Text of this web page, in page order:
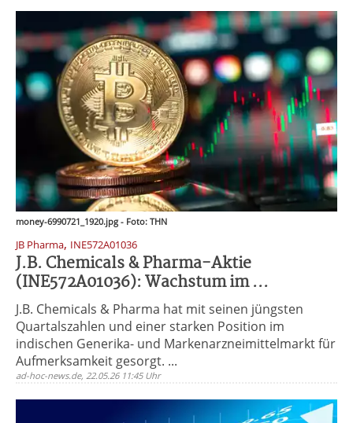
money-6990721_1920.jpg - Foto: THN
JB Pharma, INE572A01036
J.B. Chemicals & Pharma-Aktie
(INE572A01036): Wachstum im ...
J.B. Chemicals & Pharma hat mit seinen jüngsten
Quartalszahlen und einer starken Position im
indischen Generika- und Markenarzneimittelmarkt für
Aufmerksamkeit gesorgt. ...
ad-hoc-news.de, 22.05.26 11:45 Uhr